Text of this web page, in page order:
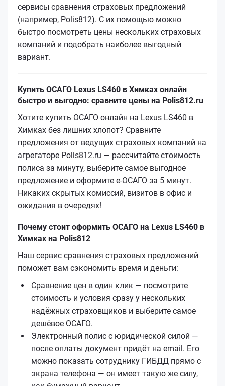
сервисы сравнения страховых предложений
(например, Polis812). С их помощью можно
быстро посмотреть цены нескольких страховых
компаний и подобрать наиболее выгодный
вариант.
Купить ОСАГО Lexus LS460 в Химках онлайн
быстро и выгодно: сравните цены на Polis812.ru
Хотите купить ОСАГО онлайн на Lexus LS460 в
Химках без лишних хлопот? Сравните
предложения от ведущих страховых компаний на
агрегаторе Polis812.ru — рассчитайте стоимость
полиса за минуту, выберите самое выгодное
предложение и оформите е‑ОСАГО за 5 минут.
Никаких скрытых комиссий, визитов в офис и
ожидания в очередях!
Почему стоит оформить ОСАГО на Lexus LS460 в
Химках на Polis812
Наш сервис сравнения страховых предложений
поможет вам сэкономить время и деньги:
Сравнение цен в один клик — посмотрите
стоимость и условия сразу у нескольких
надёжных страховщиков и выберите самое
дешёвое ОСАГО.
Электронный полис с юридической силой —
после оплаты документ придёт на email. Его
можно показать сотруднику ГИБДД прямо с
экрана телефона — он имеет такую же силу,